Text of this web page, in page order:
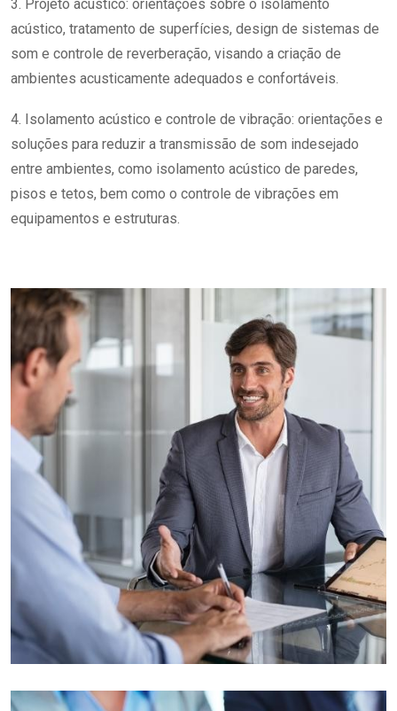
3. Projeto acústico: orientações sobre o isolamento
acústico, tratamento de superfícies, design de sistemas de
som e controle de reverberação, visando a criação de
ambientes acusticamente adequados e confortáveis.
4. Isolamento acústico e controle de vibração: orientações e
soluções para reduzir a transmissão de som indesejado
entre ambientes, como isolamento acústico de paredes,
pisos e tetos, bem como o controle de vibrações em
equipamentos e estruturas.